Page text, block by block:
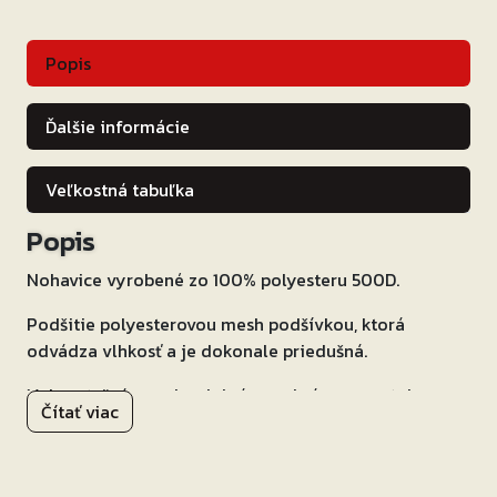
Popis
Ďalšie informácie
Veľkostná tabuľka
Popis
Nohavice vyrobené zo 100% polyesteru 500D.
Podšitie polyesterovou mesh podšívkou, ktorá
odvádza vlhkosť a je dokonale priedušná.
Vyberateľná a vodeodolná membrána garantuje
nepremokavosť nohavíc.
Čítať viac